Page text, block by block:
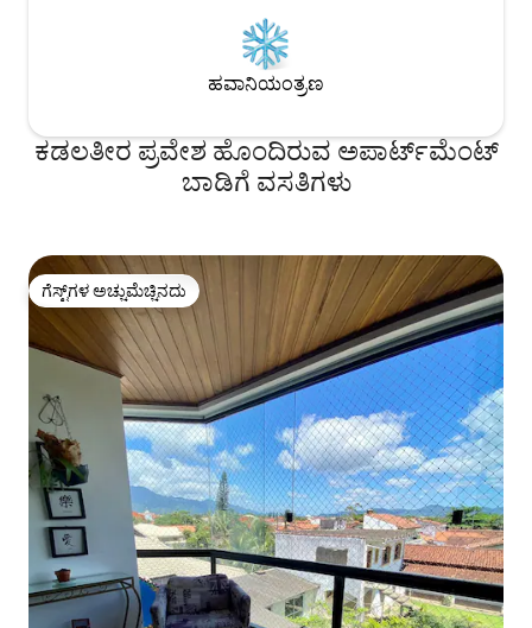
ಹವಾನಿಯಂತ್ರಣ
ಕಡಲತೀರ ಪ್ರವೇಶ ಹೊಂದಿರುವ ಅಪಾರ್ಟ್‌ಮೆಂಟ್
ಬಾಡಿಗೆ ವಸತಿಗಳು
ಗೆಸ್ಟ್‌ಗಳ ಅಚ್ಚುಮೆಚ್ಚಿನದು
ಗೆಸ್ಟ್‌ಗಳ ಅಚ್ಚುಮೆಚ್ಚಿನದು